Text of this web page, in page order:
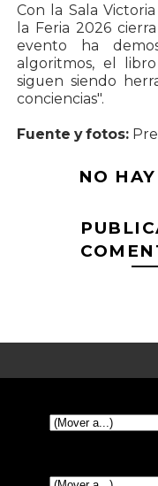
Con la Sala
la Feria 2026
evento ha
algoritmos, el
siguen siendo
conciencias".
Fuente y fotos:
NO